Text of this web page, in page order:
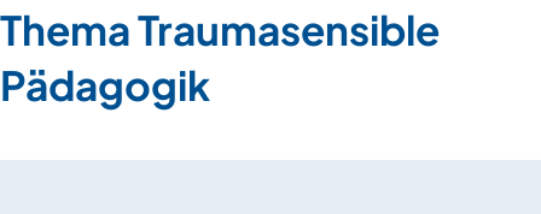
Thema Traumasensible
Pädagogik